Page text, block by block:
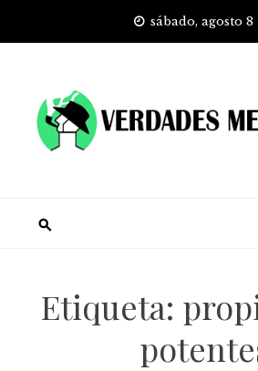
sábado, agosto 8
Etiqueta: